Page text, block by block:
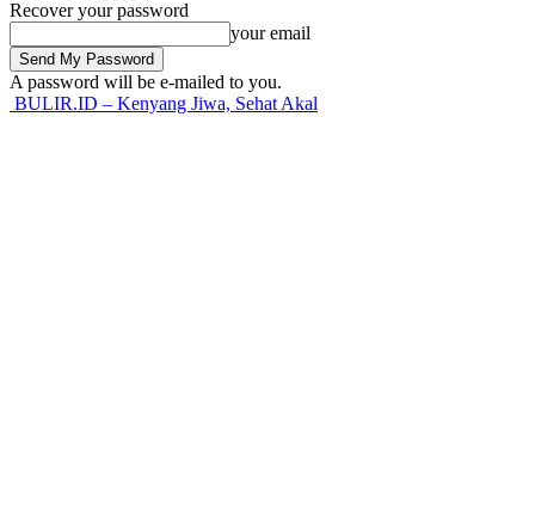
Recover your password
your email
A password will be e-mailed to you.
BULIR.ID – Kenyang Jiwa, Sehat Akal